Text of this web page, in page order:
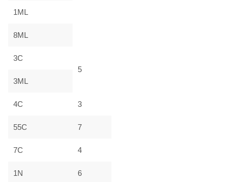
1ML
8ML
3C
5
3ML
4C 3
55C 7
7C 4
1N 6